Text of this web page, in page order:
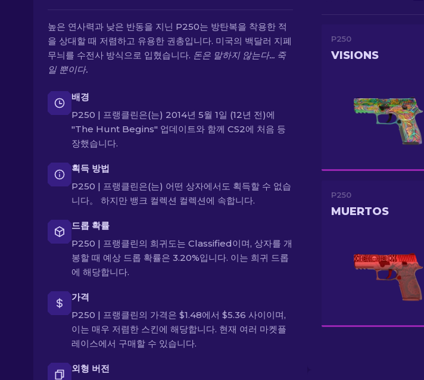
높은 연사력과 낮은 반동을 지닌 P250는 방탄복을 착용한 적
을 상대할 때 저렴하고 유용한 권총입니다. 미국의 백달러 지폐
무늬를 수전사 방식으로 입혔습니다. 돈은 말하지 않는다... 죽
일 뿐이다.
배경
P250 | 프랭클린은(는) 2014년 5월 1일 (12년 전)에
"The Hunt Begins" 업데이트와 함께 CS2에 처음 등
장했습니다.
획득 방법
P250 | 프랭클린은(는) 어떤 상자에서도 획득할 수 없습
니다。 하지만 뱅크 컬렉션 컬렉션에 속합니다.
드롭 확률
P250 | 프랭클린의 희귀도는 Classified이며, 상자를 개
봉할 때 예상 드롭 확률은 3.20%입니다. 이는 희귀 드롭
에 해당합니다.
가격
P250 | 프랭클린의 가격은 $1.48에서 $5.36 사이이며,
이는 매우 저렴한 스킨에 해당합니다. 현재 여러 마켓플
레이스에서 구매할 수 있습니다.
외형 버전
P250
VISIONS
P250
MUERTOS